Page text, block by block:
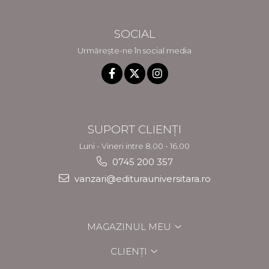
SOCIAL
Urmărește-ne în social media
SUPORT CLIENȚI
Luni - Vineri intre 8.00 - 16.00
0745 200 357
vanzari@editurauniversitara.ro
MAGAZINUL MEU
CLIENȚI